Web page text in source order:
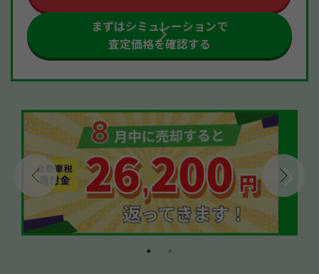
まずはシミュレーションで
査定価格を確認する